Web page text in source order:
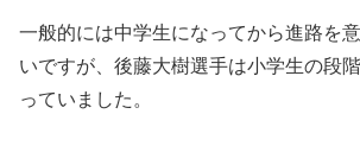
一般的には中学生になってから進路を
いですが、後藤大樹選手は小学生の段
っていました。